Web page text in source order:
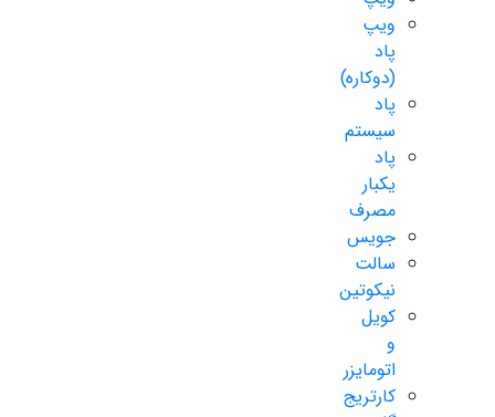
ویپ
پاد
(دوکاره)
پاد
سیستم
پاد
یکبار
مصرف
جویس
سالت
نیکوتین
کویل
و
اتومایزر
کارتریج